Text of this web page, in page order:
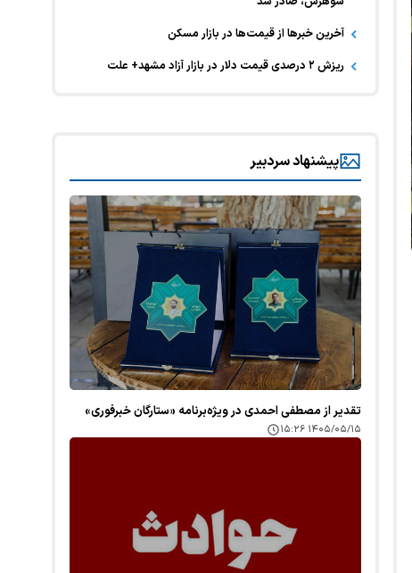
آخرین خبر‌ها از قیمت‌ها در بازار مسکن
ریزش ۲ درصدی قیمت دلار در بازار آزاد مشهد+ علت
پیشنهاد سردبیر
تقدیر از مصطفی احمدی در ویژه‌برنامه «ستارگان خبرفوری»
۱۴۰۵/۰۵/۱۵ ۱۵:۲۶